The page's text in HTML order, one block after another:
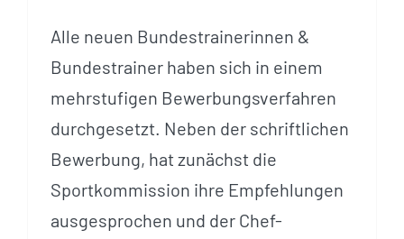
Alle neuen Bundestrainerinnen &
Bundestrainer haben sich in einem
mehrstufigen Bewerbungsverfahren
durchgesetzt. Neben der schriftlichen
Bewerbung, hat zunächst die
Sportkommission ihre Empfehlungen
ausgesprochen und der Chef-